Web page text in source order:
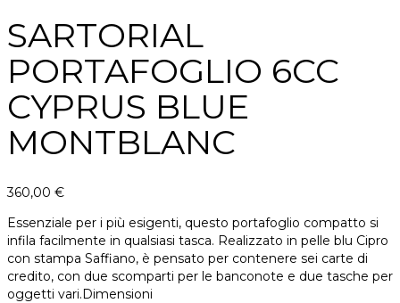
SARTORIAL
PORTAFOGLIO 6CC
CYPRUS BLUE
MONTBLANC
360,00 €
Essenziale per i più esigenti, questo portafoglio compatto si
infila facilmente in qualsiasi tasca. Realizzato in pelle blu Cipro
con stampa Saffiano, è pensato per contenere sei carte di
credito, con due scomparti per le banconote e due tasche per
oggetti vari.Dimensioni